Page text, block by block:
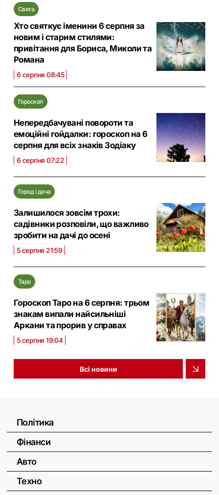
Свята
Хто святкує іменини 6 серпня за
новим і старим стилями:
привітання для Бориса, Миколи та
Романа
6 серпня 08:45
Гороскоп
Непередбачувані повороти та
емоційні гойдалки: гороскоп на 6
серпня для всіх знаків Зодіаку
6 серпня 07:22
Город і дача
Залишилося зовсім трохи:
садівники розповіли, що важливо
зробити на дачі до осені
5 серпня 21:59
Таро
Гороскоп Таро на 6 серпня: трьом
знакам випали найсильніші
Аркани та прорив у справах
5 серпня 19:04
Всі новини
Політика
Фінанси
Авто
Техно